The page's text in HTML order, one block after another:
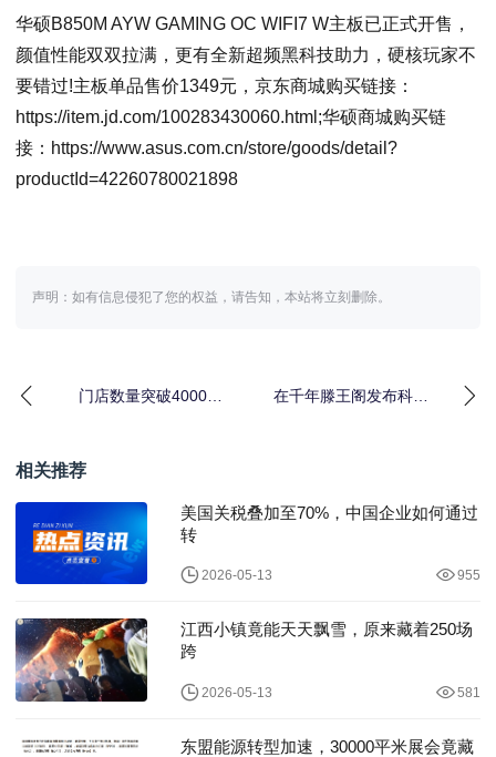
华硕B850M AYW GAMING OC WIFI7 W主板已正式开售，
颜值性能双双拉满，更有全新超频黑科技助力，硬核玩家不
要错过!主板单品售价1349元，京东商城购买链接：
https://item.jd.com/100283430060.html;华硕商城购买链
接：https://www.asus.com.cn/store/goods/detail?
productId=42260780021898
声明：如有信息侵犯了您的权益，请告知，本站将立刻删除。
门店数量突破4000家
在千年滕王阁发布科技
相关推荐
美国关税叠加至70%，中国企业如何通过
转
2026-05-13 955
江西小镇竟能天天飘雪，原来藏着250场
跨
2026-05-13 581
东盟能源转型加速，30000平米展会竟藏